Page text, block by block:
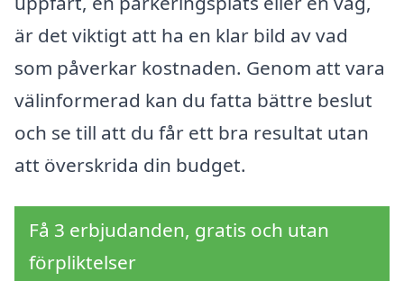
är det viktigt att ha en klar bild av vad
som påverkar kostnaden. Genom att vara
välinformerad kan du fatta bättre beslut
och se till att du får ett bra resultat utan
att överskrida din budget.
Få 3 erbjudanden, gratis och utan
förpliktelser